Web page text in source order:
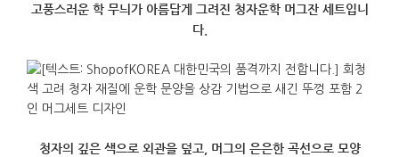
고풍스러운 학 무늬가 아름답게 그려진 청자운학머그잔 세트입니
다.
청자의 깊은 색으로 외관을 덮고 머그의 은은한 곡선으로 모양